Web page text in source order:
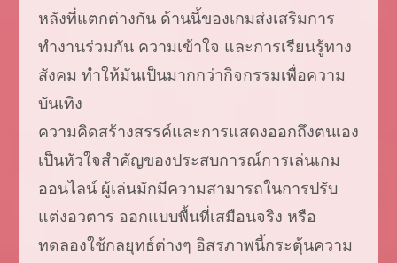
หลังที่แตกต่างกัน ด้านนี้ของเกมส่งเสริมการ
ทำงานร่วมกัน ความเข้าใจ และการเรียนรู้ทาง
สังคม ทำให้มันเป็นมากกว่ากิจกรรมเพื่อความ
บันเทิง
ความคิดสร้างสรรค์และการแสดงออกถึงตนเอง
เป็นหัวใจสำคัญของประสบการณ์การเล่นเกม
ออนไลน์ ผู้เล่นมักมีความสามารถในการปรับ
แต่งอวตาร ออกแบบพื้นที่เสมือนจริง หรือ
ทดลองใช้กลยุทธ์ต่างๆ อิสรภาพนี้กระตุ้นความ